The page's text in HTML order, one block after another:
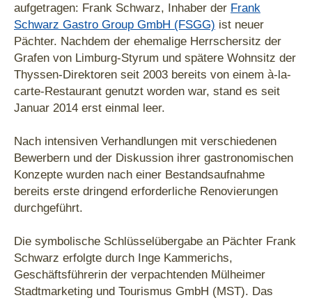
aufgetragen: Frank Schwarz, Inhaber der Frank
Schwarz Gastro Group GmbH (FSGG) ist neuer
Pächter. Nachdem der ehemalige Herrschersitz der
Grafen von Limburg-Styrum und spätere Wohnsitz der
Thyssen-Direktoren seit 2003 bereits von einem à-la-
carte-Restaurant genutzt worden war, stand es seit
Januar 2014 erst einmal leer.
Nach intensiven Verhandlungen mit verschiedenen
Bewerbern und der Diskussion ihrer gastronomischen
Konzepte wurden nach einer Bestandsaufnahme
bereits erste dringend erforderliche Renovierungen
durchgeführt.
Die symbolische Schlüsselübergabe an Pächter Frank
Schwarz erfolgte durch Inge Kammerichs,
Geschäftsführerin der verpachtenden Mülheimer
Stadtmarketing und Tourismus GmbH (MST). Das